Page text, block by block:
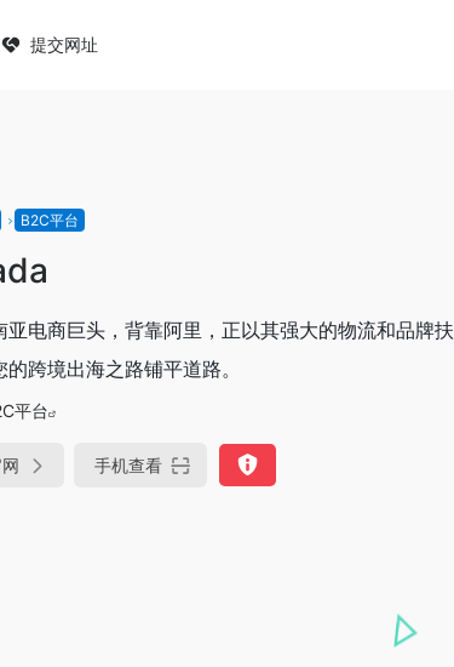
提交网址
B2C平台
亚电商巨头，背靠阿里，正以其强大的物流和品牌扶
跨境出海之路铺平道路。
平台
手机查看